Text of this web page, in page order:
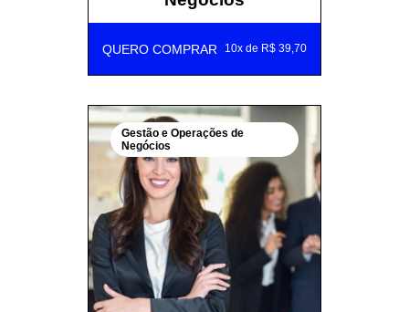
QUERO COMPRAR 10x de R$ 39,70
Gestão e Operações de
Negócios